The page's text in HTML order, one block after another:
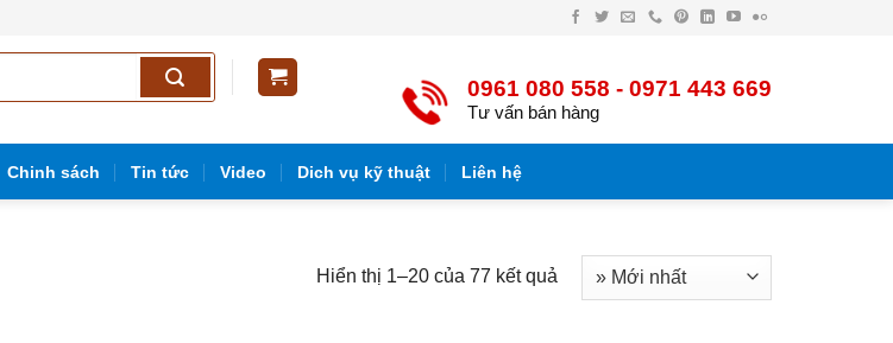
Facebook
TwitterEmailĐiện
PinterestLinkedInYouTube
Flickr
0961 080 558 - 0971 443 669
Tư vấn bán hàng
Chinh sách Tin tức Video Dich vụ kỹ thuật Liên hệ
Hiển thị 1–20 của 77 kết quả